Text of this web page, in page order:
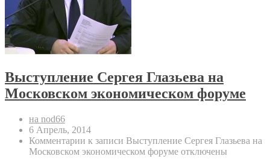
Выступление Сергея Глазьева на
Московском экономическом форуме
на nod66
6 Апрель, 2014
Комментарии к записи Выступление Сергея Глазьева на
Московском экономическом форуме отключены